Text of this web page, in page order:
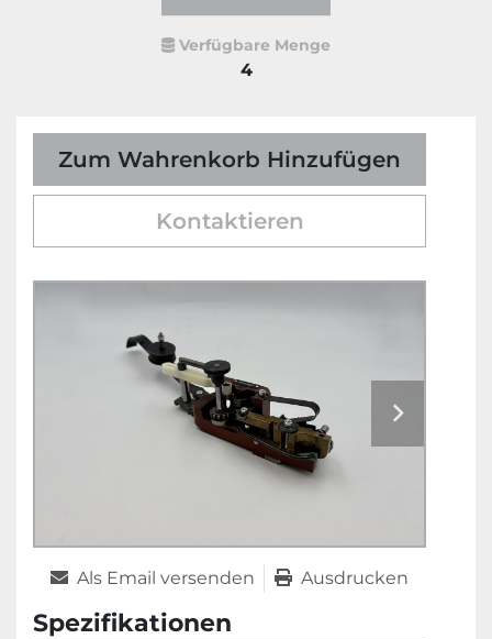
Verfügbare Menge
4
Zum Wahrenkorb Hinzufügen
Kontaktieren
Als Email versenden Ausdrucken
Spezifikationen